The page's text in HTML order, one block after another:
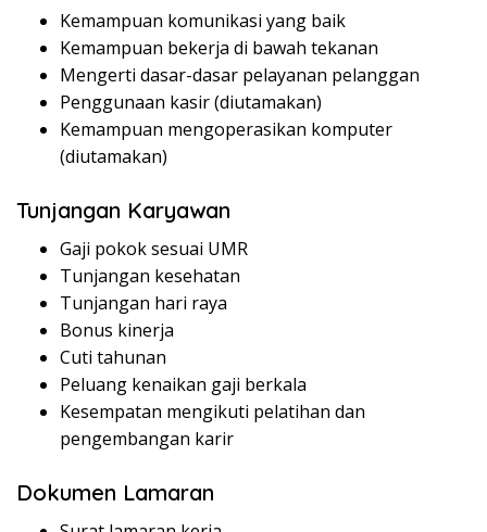
Kemampuan komunikasi yang baik
Kemampuan bekerja di bawah tekanan
Mengerti dasar-dasar pelayanan pelanggan
Penggunaan kasir (diutamakan)
Kemampuan mengoperasikan komputer
(diutamakan)
Tunjangan Karyawan
Gaji pokok sesuai UMR
Tunjangan kesehatan
Tunjangan hari raya
Bonus kinerja
Cuti tahunan
Peluang kenaikan gaji berkala
Kesempatan mengikuti pelatihan dan
pengembangan karir
Dokumen Lamaran